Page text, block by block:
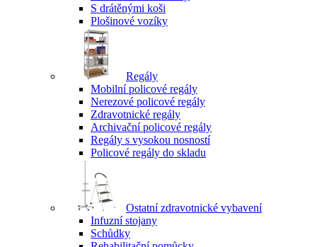
S drátěnými koši
Plošinové vozíky
Regály
Mobilní policové regály
Nerezové policové regály
Zdravotnické regály
Archivační policové regály
Regály s vysokou nosností
Policové regály do skladu
Ostatní zdravotnické vybavení
Infuzní stojany
Schůdky